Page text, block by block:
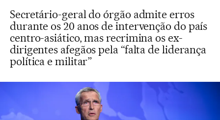
Secretário-geral do órgão admite erros
durante os 20 anos de intervenção do país
centro-asiático, mas recrimina os ex-
dirigentes afegãos pela “falta de liderança
política e militar”